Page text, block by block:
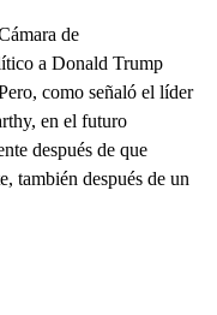
de
a Donald Trump
como señaló el líder
en el futuro
después de que
también después de un